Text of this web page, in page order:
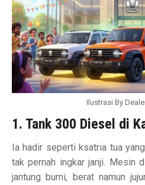
Ilustrasi By
1. Tank 300 Diesel di
Ia hadir seperti ksatria tua
tak pernah ingkar janji. Mesin
jantung bumi, berat namun